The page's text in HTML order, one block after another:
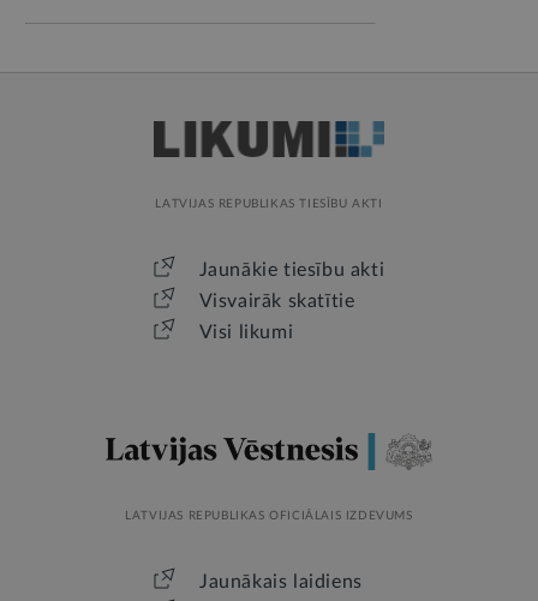
LATVIJAS REPUBLIKAS TIESĪBU AKTI
Jaunākie tiesību akti
Visvairāk skatītie
Visi likumi
LATVIJAS REPUBLIKAS OFICIĀLAIS IZDEVUMS
Jaunākais laidiens